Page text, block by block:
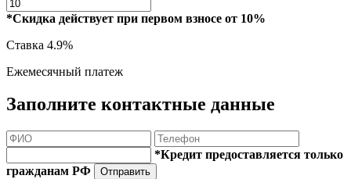
*Скидка действует при первом взносе от 10%
Ставка 4.9%
Ежемесячный платеж
Заполните контактные данные
*Кредит предоставляется только
гражданам РФ
Отправить